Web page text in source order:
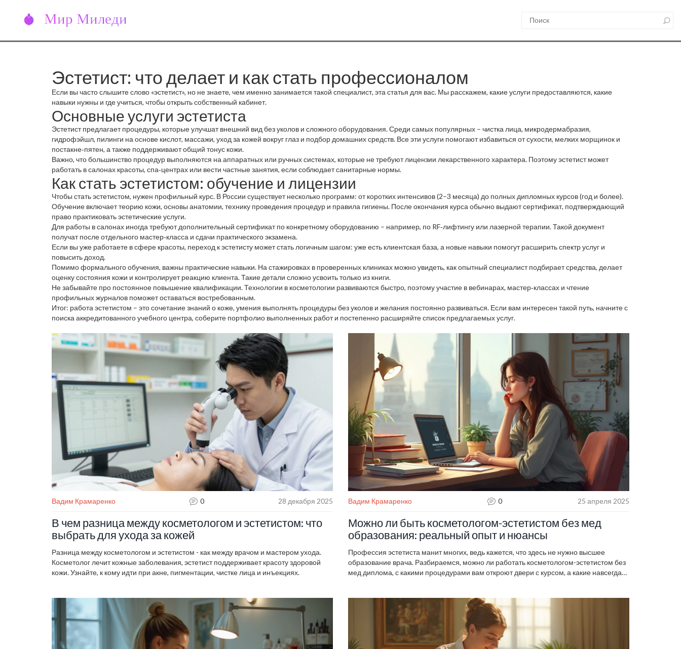
Эстетист: что делает и как стать профессионалом
Если вы часто слышите слово «эстетист», но не знаете, чем именно занимается такой специалист, эта статья для вас. Мы расскажем, какие услуги предоставляются, какие
навыки нужны и где учиться, чтобы открыть собственный кабинет.
Основные услуги эстетиста
Эстетист предлагает процедуры, которые улучшат внешний вид без уколов и сложного оборудования. Среди самых популярных – чистка лица, микродермабразия,
гидрофэйшл, пилинги на основе кислот, массажи, уход за кожей вокруг глаз и подбор домашних средств. Все эти услуги помогают избавиться от сухости, мелких морщинок и
постакне‑пятен, а также поддерживают общий тонус кожи.
Важно, что большинство процедур выполняются на аппаратных или ручных системах, которые не требуют лицензии лекарственного характера. Поэтому эстетист может
работать в салонах красоты, спа‑центрах или вести частные занятия, если соблюдает санитарные нормы.
Как стать эстетистом: обучение и лицензии
Чтобы стать эстетистом, нужен профильный курс. В России существует несколько программ: от коротких интенсивов (2–3 месяца) до полных дипломных курсов (год и более).
Обучение включает теорию кожи, основы анатомии, технику проведения процедур и правила гигиены. После окончания курса обычно выдают сертификат, подтверждающий
право практиковать эстетические услуги.
Для работы в салонах иногда требуют дополнительный сертификат по конкретному оборудованию – например, по RF‑лифтингу или лазерной терапии. Такой документ
получат после отдельного мастер‑класса и сдачи практического экзамена.
Если вы уже работаете в сфере красоты, переход к эстетисту может стать логичным шагом: уже есть клиентская база, а новые навыки помогут расширить спектр услуг и
повысить доход.
Помимо формального обучения, важны практические навыки. На стажировках в проверенных клиниках можно увидеть, как опытный специалист подбирает средства, делает
оценку состояния кожи и контролирует реакцию клиента. Такие детали сложно усвоить только из книги.
Не забывайте про постоянное повышение квалификации. Технологии в косметологии развиваются быстро, поэтому участие в вебинарах, мастер‑классах и чтение
профильных журналов поможет оставаться востребованным.
Итог: работа эстетистом – это сочетание знаний о коже, умения выполнять процедуры без уколов и желания постоянно развиваться. Если вам интересен такой путь, начните с
поиска аккредитованного учебного центра, соберите портфолио выполненных работ и постепенно расширяйте список предлагаемых услуг.
Вадим Крамаренко 0 28 декабря 2025
В чем разница между косметологом и эстетистом: что
выбрать для ухода за кожей
Разница между косметологом и эстетистом - как между врачом и мастером ухода.
Косметолог лечит кожные заболевания, эстетист поддерживает красоту здоровой
кожи. Узнайте, к кому идти при акне, пигментации, чистке лица и инъекциях.
Вадим Крамаренко 0 25 апреля 2025
Можно ли быть косметологом-эстетистом без мед
образования: реальный опыт и нюансы
Профессия эстетиста манит многих, ведь кажется, что здесь не нужно высшее
образование врача. Разбираемся, можно ли работать косметологом-эстетистом без
мед диплома, с какими процедурами вам откроют двери с курсом, а какие навсегда
просак. И главное — расскажем, стоит ли вообще вкладываться в обучение, если нет
медицины за плечами.